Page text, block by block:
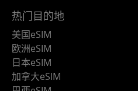
热门目的地
美国eSIM
欧洲eSIM
日本eSIM
加拿大eSIM